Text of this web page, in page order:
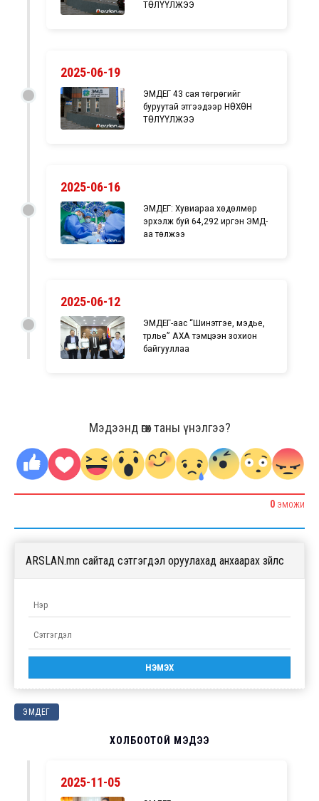
ТӨЛҮҮЛЖЭЭ
2025-06-19
ЭМДЕГ 43 сая төгрөгийг
буруутай этгээдээр НӨХӨН
ТӨЛҮҮЛЖЭЭ
2025-06-16
ЭМДЕГ: Хувиараа хөдөлмөр
эрхэлж буй 64,292 иргэн ЭМД-
аа төлжээ
2025-06-12
ЭМДЕГ-аас “Шинэтгэе, мэдье,
түрүүлье” АХА тэмцээн зохион
байгууллаа
Мэдээнд өгөх таны үнэлгээ?
0 ЭМОЖИ
ARSLAN.mn сайтад сэтгэгдэл оруулахад анхаарах зүйлс
ЭМДЕГ
ХОЛБООТОЙ МЭДЭЭ
2025-11-05